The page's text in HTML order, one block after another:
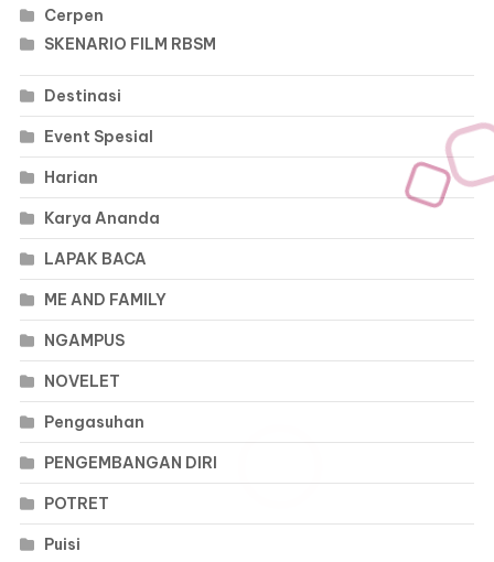
Cerpen
SKENARIO FILM RBSM
Destinasi
Event Spesial
Harian
Karya Ananda
LAPAK BACA
ME AND FAMILY
NGAMPUS
NOVELET
Pengasuhan
PENGEMBANGAN DIRI
POTRET
Puisi